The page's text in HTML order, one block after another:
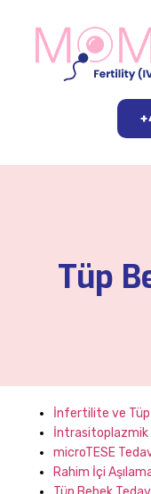
Tüp
İnfertilite ve Tüp
İntrasitoplazmik
microTESE
Rahim İçi